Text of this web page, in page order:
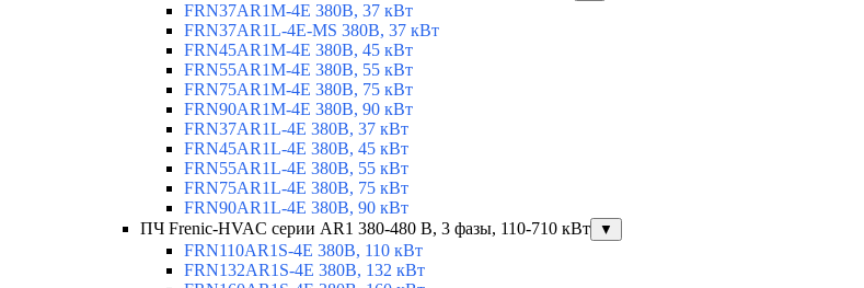
FRN37AR1M-4E 380В, 37 кВт
FRN37AR1L-4E-MS 380В, 37 кВт
FRN45AR1M-4E 380В, 45 кВт
FRN55AR1M-4E 380В, 55 кВт
FRN75AR1M-4E 380В, 75 кВт
FRN90AR1M-4E 380В, 90 кВт
FRN37AR1L-4E 380В, 37 кВт
FRN45AR1L-4E 380В, 45 кВт
FRN55AR1L-4E 380В, 55 кВт
FRN75AR1L-4E 380В, 75 кВт
FRN90AR1L-4E 380В, 90 кВт
ПЧ Frenic-HVAC серии AR1 380-480 В, 3 фазы, 110-710 кВт
▼
FRN110AR1S-4E 380В, 110 кВт
FRN132AR1S-4E 380В, 132 кВт